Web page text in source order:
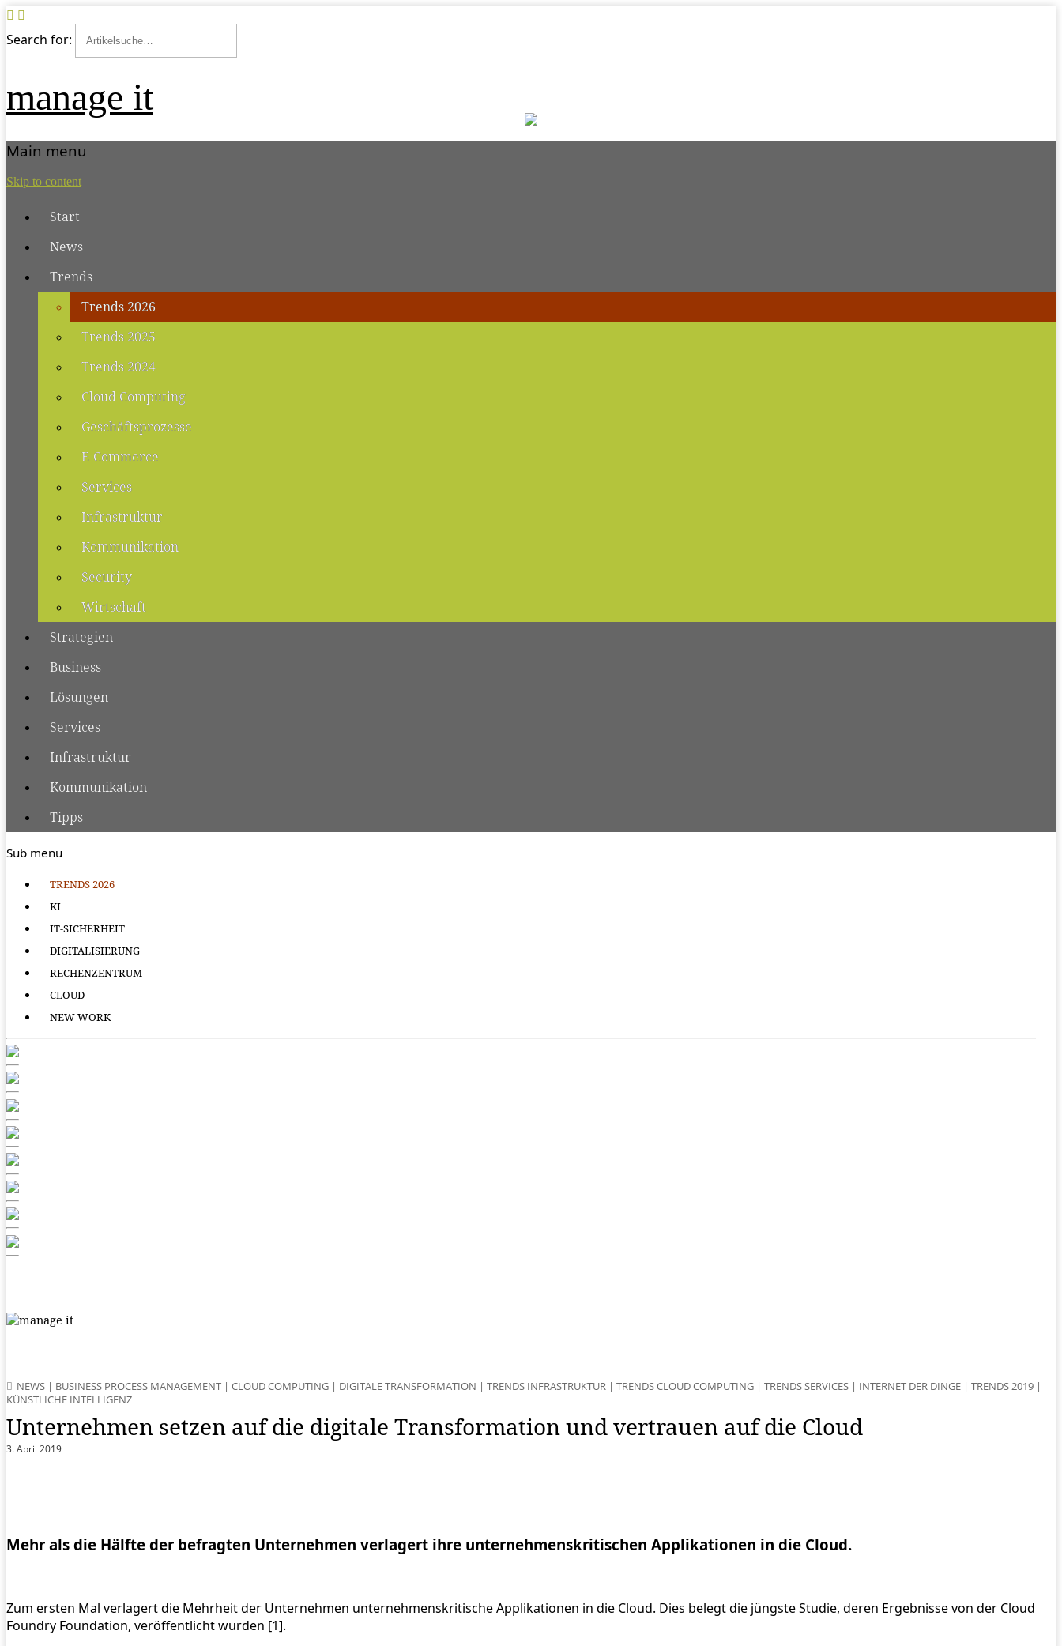
Search for:
manage it
Main menu
Skip to content
Start
News
Trends
Trends 2026
Trends 2025
Trends 2024
Cloud Computing
Geschäftsprozesse
E-Commerce
Services
Infrastruktur
Kommunikation
Security
Wirtschaft
Strategien
Business
Lösungen
Services
Infrastruktur
Kommunikation
Tipps
Sub menu
TRENDS 2026
KI
IT-SICHERHEIT
DIGITALISIERUNG
RECHENZENTRUM
CLOUD
NEW WORK
NEWS | BUSINESS PROCESS MANAGEMENT | CLOUD COMPUTING | DIGITALE TRANSFORMATION | TRENDS INFRASTRUKTUR | TRENDS CLOUD COMPUTING | TRENDS SERVICES | INTERNET DER DINGE | TRENDS 2019 |
KÜNSTLICHE INTELLIGENZ
Unternehmen setzen auf die digitale Transformation und vertrauen auf die Cloud
3. April 2019
Mehr als die Hälfte der befragten Unternehmen verlagert ihre unternehmenskritischen Applikationen in die Cloud.
Zum ersten Mal verlagert die Mehrheit der Unternehmen unternehmenskritische Applikationen in die Cloud. Dies belegt die jüngste Studie, deren Ergebnisse von der Cloud
Foundry Foundation, veröffentlicht wurden [1].